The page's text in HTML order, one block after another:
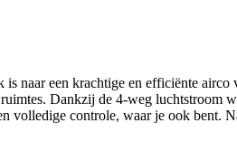
naar een krachtige en efficiënte
Dankzij de 4-weg
controle, waar je ook bent.